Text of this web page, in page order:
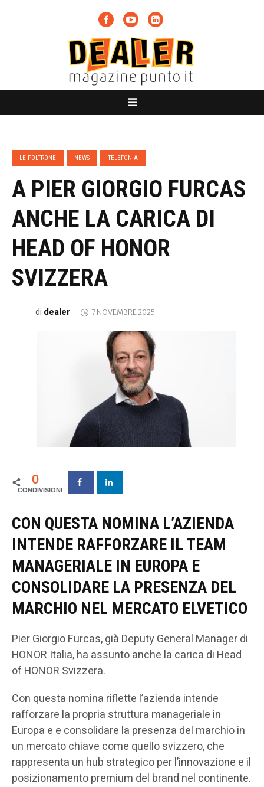
LE POLTRONE NEWS TELEFONIA
A PIER GIORGIO FURCAS
ANCHE LA CARICA DI
HEAD OF HONOR
SVIZZERA
di dealer 7 NOVEMBRE 2025
0
CON QUESTA NOMINA L’AZIENDA
INTENDE RAFFORZARE IL TEAM
MANAGERIALE IN EUROPA E
CONSOLIDARE LA PRESENZA DEL
MARCHIO NEL MERCATO ELVETICO
Pier Giorgio Furcas, già Deputy General Manager di
HONOR Italia, ha assunto anche la carica di Head
of HONOR Svizzera.
Con questa nomina riflette l’azienda intende
rafforzare la propria struttura manageriale in
Europa e e consolidare la presenza del marchio in
un mercato chiave come quello svizzero, che
rappresenta un hub strategico per l’innovazione e il
posizionamento premium del brand nel continente.